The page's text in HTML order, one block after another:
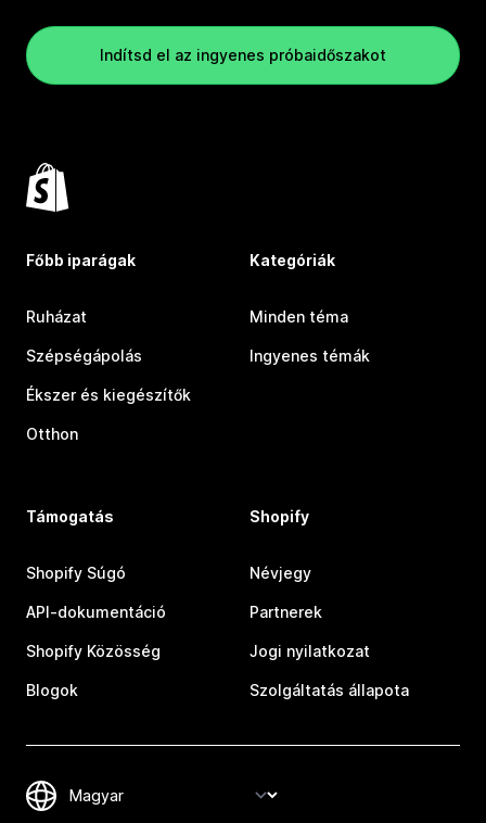
Indítsd el az ingyenes próbaidőszakot
Főbb iparágak
Ruházat
Szépségápolás
Ékszer és kiegészítők
Otthon
Kategóriák
Minden téma
Ingyenes témák
Támogatás
Shopify Súgó
API-dokumentáció
Shopify Közösség
Blogok
Shopify
Névjegy
Partnerek
Jogi nyilatkozat
Szolgáltatás állapota